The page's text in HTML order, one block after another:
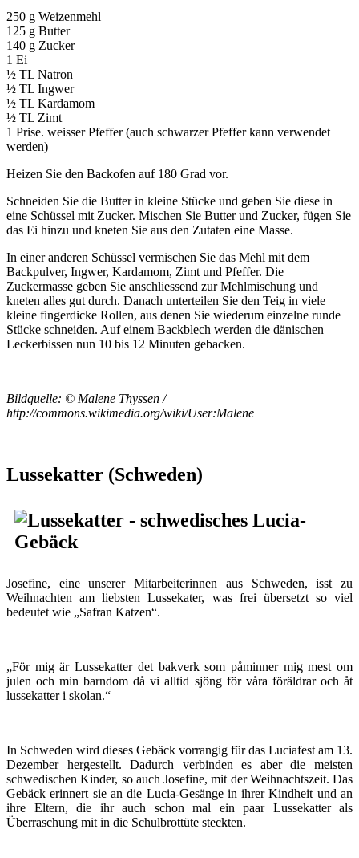
250 g Weizenmehl
125 g Butter
140 g Zucker
1 Ei
½ TL Natron
½ TL Ingwer
½ TL Kardamom
½ TL Zimt
1 Prise. weisser Pfeffer (auch schwarzer Pfeffer kann verwendet
werden)
Heizen Sie den Backofen auf 180 Grad vor.
Schneiden Sie die Butter in kleine Stücke und geben Sie diese in
eine Schüssel mit Zucker. Mischen Sie Butter und Zucker, fügen Sie
das Ei hinzu und kneten Sie aus den Zutaten eine Masse.
In einer anderen Schüssel vermischen Sie das Mehl mit dem
Backpulver, Ingwer, Kardamom, Zimt und Pfeffer. Die
Zuckermasse geben Sie anschliessend zur Mehlmischung und
kneten alles gut durch. Danach unterteilen Sie den Teig in viele
kleine fingerdicke Rollen, aus denen Sie wiederum einzelne runde
Stücke schneiden. Auf einem Backblech werden die dänischen
Leckerbissen nun 10 bis 12 Minuten gebacken.
Bildquelle: © Malene Thyssen /
http://commons.wikimedia.org/wiki/User:Malene
Lussekatter (Schweden)
Josefine, eine unserer Mitarbeiterinnen aus Schweden, isst zu
Weihnachten am liebsten Lussekater, was frei übersetzt so viel
bedeutet wie „Safran Katzen“.
„För mig är Lussekatter det bakverk som påminner mig mest om
julen och min barndom då vi alltid sjöng för våra föräldrar och åt
lussekatter i skolan.“
In Schweden wird dieses Gebäck vorrangig für das Luciafest am 13.
Dezember hergestellt. Dadurch verbinden es aber die meisten
schwedischen Kinder, so auch Josefine, mit der Weihnachtszeit. Das
Gebäck erinnert sie an die Lucia-Gesänge in ihrer Kindheit und an
ihre Eltern, die ihr auch schon mal ein paar Lussekatter als
Überraschung mit in die Schulbrottüte steckten.